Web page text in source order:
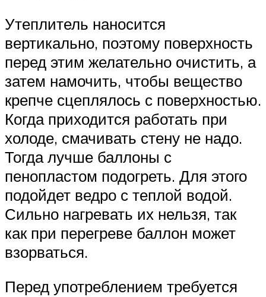
Утеплитель наносится
вертикально, поэтому поверхность
перед этим желательно очистить, а
затем намочить, чтобы вещество
крепче сцеплялось с поверхностью.
Когда приходится работать при
холоде, смачивать стену не надо.
Тогда лучше баллоны с
пенопластом подогреть. Для этого
подойдет ведро с теплой водой.
Сильно нагревать их нельзя, так
как при перегреве баллон может
взорваться.
Перед употреблением требуется